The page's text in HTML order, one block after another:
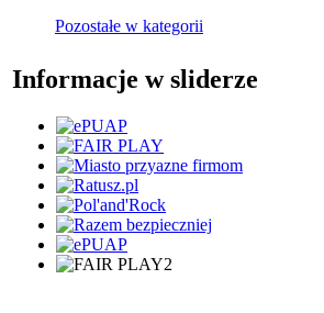
Pozostałe w kategorii
Informacje w sliderze